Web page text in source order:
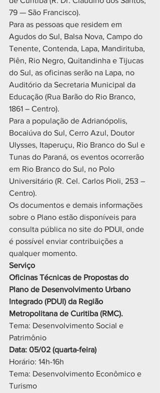
79 — São Francisco).
Para as pessoas que residem em
Agudos do Sul, Balsa Nova, Campo do
Tenente, Contenda, Lapa, Mandirituba,
Piên, Rio Negro, Quitandinha e Tijucas
do Sul, as oficinas serão na Lapa, no
Auditório da Secretaria Municipal da
Educação (Rua Barão do Rio Branco,
1861 – Centro).
Para a população de Adrianópolis,
Bocaiúva do Sul, Cerro Azul, Doutor
Ulysses, Itaperuçu, Rio Branco do Sul e
Tunas do Paraná, os eventos ocorrerão
em Rio Branco do Sul, no Polo
Universitário (R. Cel. Carlos Pioli, 253 –
Centro).
Os documentos e demais informações
sobre o Plano estão disponíveis para
consulta pública no site do PDUI, onde
é possível enviar contribuições a
qualquer momento.
Serviço
Oficinas Técnicas de Propostas do
Plano de Desenvolvimento Urbano
Integrado (PDUI) da Região
Metropolitana de Curitiba (RMC).
Tema: Desenvolvimento Social e
Patrimônio
Data: 05/02 (quarta-feira)
Horário: 14h-16h
Tema: Desenvolvimento Econômico e
Turismo